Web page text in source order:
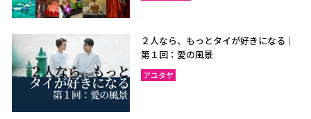
２人なら、もっとタイが好きになる｜
第１回：愛の風景
アユタヤ